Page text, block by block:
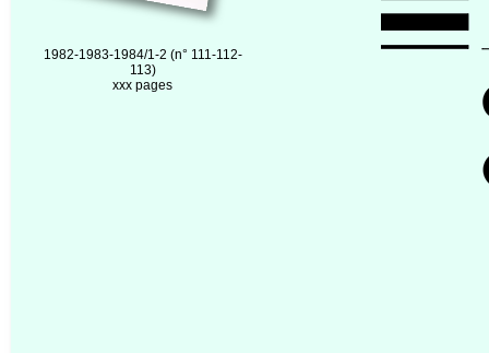
1982-1983-1984/1-2 (n° 111-112-
113)
xxx pages